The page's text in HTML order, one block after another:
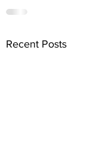
Recent Posts